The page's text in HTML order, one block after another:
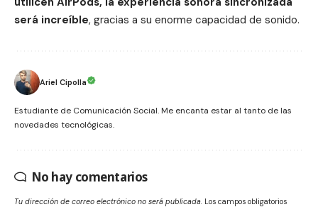
será increíble, gracias a su enorme capacidad de sonido.
Ariel Cipolla
Estudiante de Comunicación Social. Me encanta estar al tanto de las
novedades tecnológicas.
No hay comentarios
Tu dirección de correo electrónico no será publicada. Los campos obligatorios